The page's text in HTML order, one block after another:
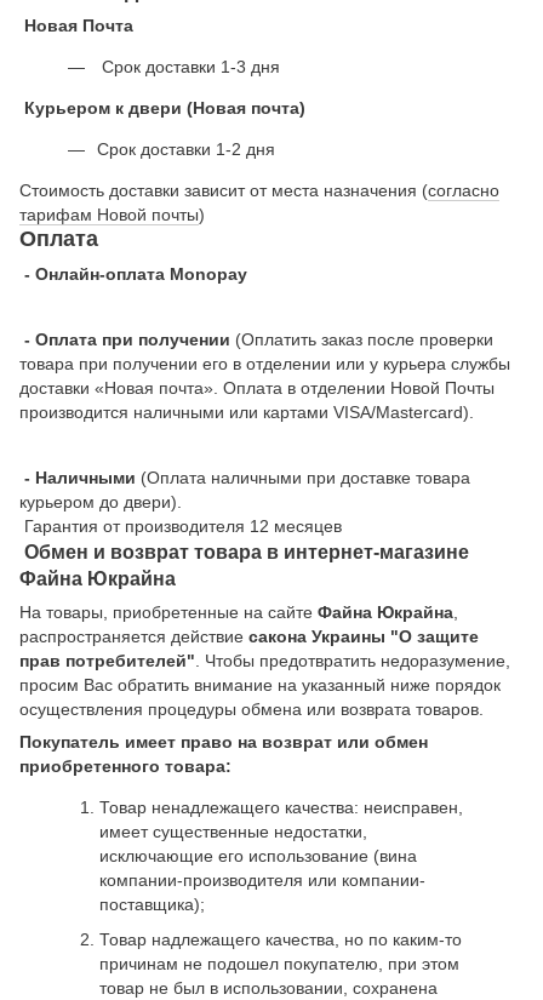
Новая Почта
Срок доставки 1-3 дня
Курьером к двери (Новая почта)
Срок доставки 1-2 дня
Стоимость доставки зависит от места назначения (согласно
тарифам Новой почты)
Оплата
- Онлайн-оплата Monopay
- Оплата при получении (Оплатить заказ после проверки
товара при получении его в отделении или у курьера службы
доставки «Новая почта». Оплата в отделении Новой Почты
производится наличными или картами VISA/Mastercard).
- Наличными (Оплата наличными при доставке товара
курьером до двери).
Гарантия от производителя 12 месяцев
Обмен и возврат товара в интернет-магазине
Файна Юкрайна
На товары, приобретенные на сайте Файна Юкрайна,
распространяется действие cакона Украины "О защите
прав потребителей". Чтобы предотвратить недоразумение,
просим Вас обратить внимание на указанный ниже порядок
осуществления процедуры обмена или возврата товаров.
Покупатель имеет право на возврат или обмен
приобретенного товара:
Товар ненадлежащего качества: неисправен,
имеет существенные недостатки,
исключающие его использование (вина
компании-производителя или компании-
поставщика);
Товар надлежащего качества, но по каким-то
причинам не подошел покупателю, при этом
товар не был в использовании, сохранена